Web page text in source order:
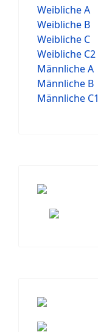
Weibliche A
Weibliche B
Weibliche C
Weibliche C2
Männliche A
Männliche B
Männliche C1